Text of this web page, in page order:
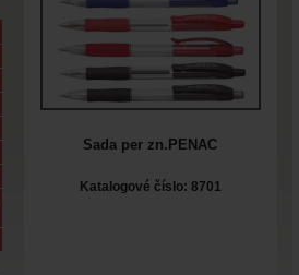
Sada per zn.PENAC
Katalogové číslo: 8701